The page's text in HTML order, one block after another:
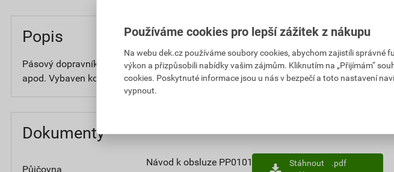
Popis
Pásový dopravník pro přesuny stavební sutě a zemin do vyvýšených míst, kontejnerů
apod. Vybaven kolečky pro snadnou manipulaci. Možnost zapojení do série (400V).
Dokumenty
Půjčovna
Návod k obsluze PP01014
Stáhnout
.pdf
Používáme cookies pro lepší zážitek z nákupu
Na webu dek.cz používáme soubory cookies, abychom zajistili správné
výkon a přizpůsobili nabídky vašim zájmům. Kliknutím na „Přijímám“
cookies. Poskytnuté informace jsou u nás v bezpečí a toto nastavení
vypnout.